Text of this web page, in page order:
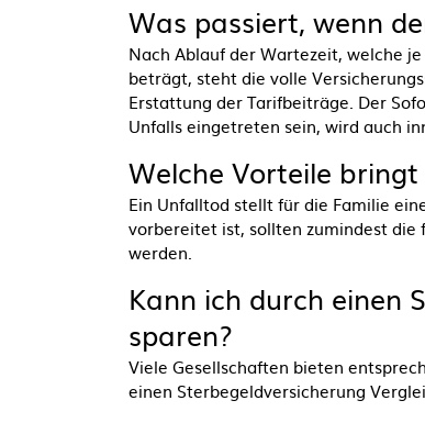
Was passiert, wenn
Nach Ablauf der Wartezeit, welche
beträgt, steht die volle
Erstattung der Tarifbeiträge. Der
Unfalls eingetreten sein, wird auch
Welche Vorteile
Ein Unfalltod stellt für die Familie
vorbereitet ist, sollten zumindest die
werden.
Kann ich durch einen
sparen?
Viele Gesellschaften bieten
einen Sterbegeldversicherung